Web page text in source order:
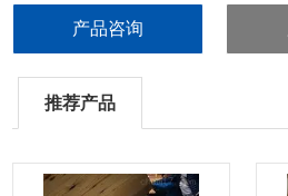
产品咨询
推荐产品